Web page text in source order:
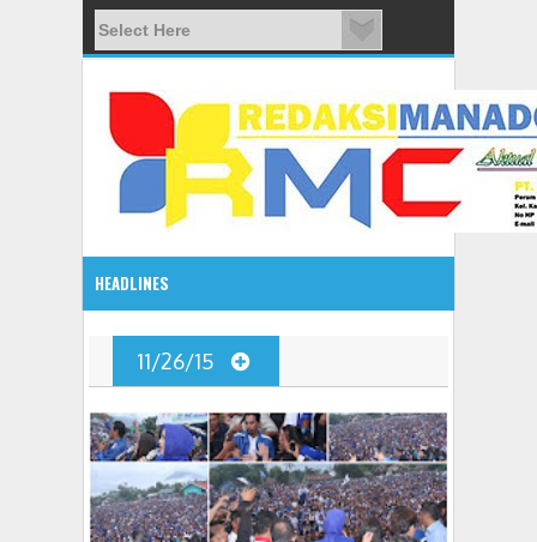
HEADLINES
08:03 AM
ADVETORIAL JONRU GANTIKAN MONO PIMPIN DPRD
11/26/15